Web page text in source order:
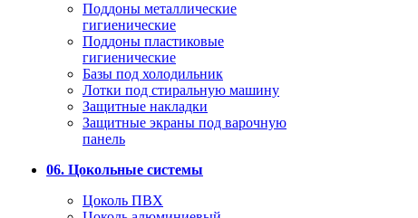
Поддоны металлические
гигиенические
Поддоны пластиковые
гигиенические
Базы под холодильник
Лотки под стиральную машину
Защитные накладки
Защитные экраны под варочную
панель
06. Цокольные системы
Цоколь ПВХ